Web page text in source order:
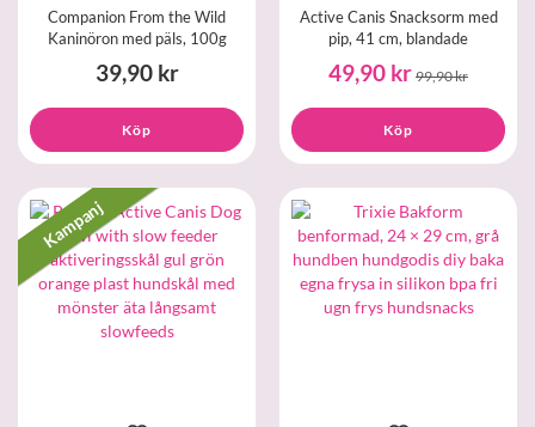
Companion From the Wild
Kaninöron med päls, 100g
39,90 kr
Köp
Active Canis Snacksorm med
pip, 41 cm, blandade
49,90 kr 99,90 kr
Köp
Kampanj